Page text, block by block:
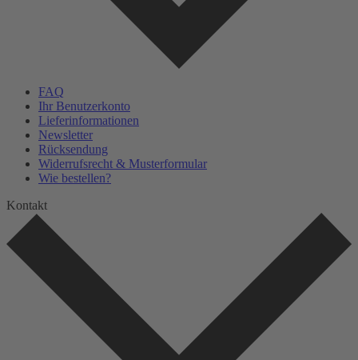
FAQ
Ihr Benutzerkonto
Lieferinformationen
Newsletter
Rücksendung
Widerrufsrecht & Musterformular
Wie bestellen?
Kontakt